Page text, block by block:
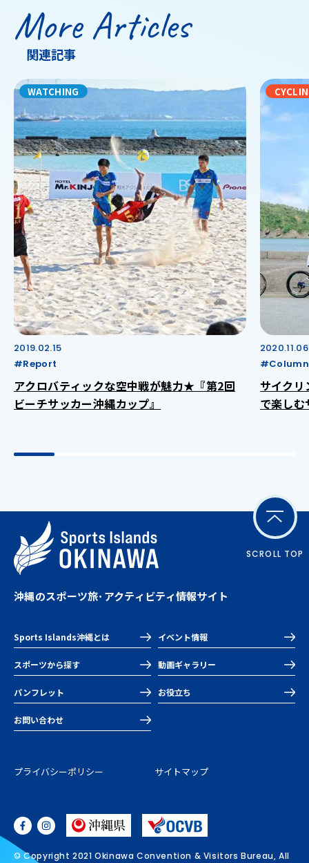
More Articles
関連記事
WATCHING
2019.02.15
#Report
アクロバティックな空中戦が魅力★『第2回
ビーチサッカー沖縄カップ』
2020.11.06
#Column
サイクリ
で楽し
SCROLL TOP
沖縄のスポーツ旅･アクティビティ情報サイト
Sports Islands沖縄とは イベント情報
スポーツから探す 動画ギャラリー
パンフレット お役立ち
お問い合わせ
プライバシーポリシー サイトマップ
© Copyright 2021 Okinawa Convention & Visitors Bureau, All